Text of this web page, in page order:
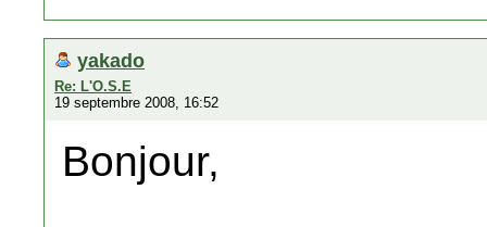
yakado
Re: L'O.S.E
19 septembre 2008, 16:52
Bonjour,